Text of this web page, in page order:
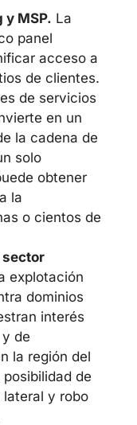
y MSP. La
panel
acceso a
de clientes.
de servicios
en un
la cadena de
solo
obtener
la
o cientos de
explotación
dominios
interés
de
la región del
de
y robo